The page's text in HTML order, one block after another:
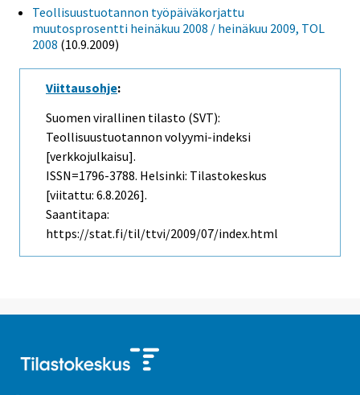
Teollisuustuotannon työpäiväkorjattu
muutosprosentti heinäkuu 2008 / heinäkuu 2009, TOL
2008 (10.9.2009)
Viittausohje:
Suomen virallinen tilasto (SVT):
Teollisuustuotannon volyymi-indeksi
[verkkojulkaisu].
ISSN=1796-3788. Helsinki: Tilastokeskus
[viitattu: 6.8.2026].
Saantitapa:
https://stat.fi/til/ttvi/2009/07/index.html